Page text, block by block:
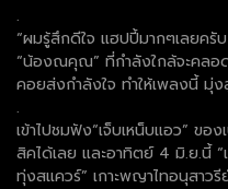
.
“ผมรู้สึกดีใจ แฮปปี้มากๆเลยค
“น้องณคุณ” ที่กำลังใกล้จะคล
คอยส่งกำลังใจ ทำให้เพลงนี้ มุ่ง
.
เข้าไปชมฟัง“เจ็บเหน็บแอว” ข
สิคได้เลย และอาทิตย์ 4 มิ.ย.นี้ “
ทุ่งสแควร์” เกาะพญาไทอนุสาว